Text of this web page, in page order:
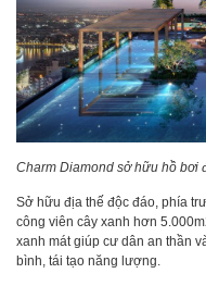
Charm Diamond sở hữu hồ bơi
Sở hữu địa thế độc đáo, phía
công viên cây xanh hơn
xanh mát giúp cư dân an thần
bình, tái tạo năng lượng.